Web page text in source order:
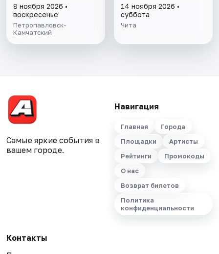
8 ноября 2026 •
воскресенье
Петропавловск-
Камчатский
14 ноября 2026 •
суббота
Чита
Самые яркие события в
вашем городе.
Навигация
Главная
Города
Площадки
Артисты
Рейтинги
Промокоды
О нас
Возврат билетов
Политика
конфиденциальности
Контакты